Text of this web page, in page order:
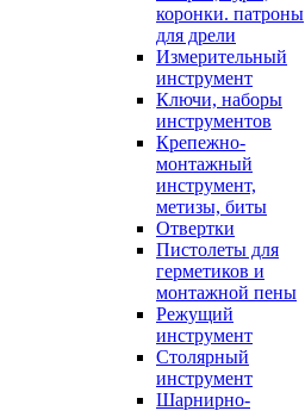
коронки. патроны
для дрели
Измерительный
инструмент
Ключи, наборы
инструментов
Крепежно-
монтажный
инструмент,
метизы, биты
Отвертки
Пистолеты для
герметиков и
монтажной пены
Режущий
инструмент
Столярный
инструмент
Шарнирно-